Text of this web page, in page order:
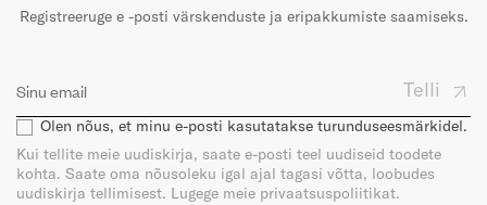
Registreeruge e -posti värskenduste ja eripakkumiste saamiseks.
Telli
Olen nõus, et minu e-posti kasutatakse turunduseesmärkidel.
Kui tellite meie uudiskirja, saate e-posti teel uudiseid toodete
kohta. Saate oma nõusoleku igal ajal tagasi võtta, loobudes
uudiskirja tellimisest. Lugege meie privaatsuspoliitikat.